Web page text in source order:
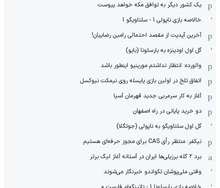
یک کشور دیگر به توافق مکه خواهد پیوست
خالاصه بازی ناپولی 1 - سلتاویگو 1
آخرین آپدیت از مقصد احتمالی رامین رضاییان!
گل اول اودینزه به بارسلونا (بایو)
والورده: انتظار نداشتم مورینیو اینطور باشد
اتفاق تلخ در اولین بازی یایسله روی نیمکت نیوکسل
آغاز به کار سرمربی جدید قهرمان آسیا
دو خرید پایانی در راه اصفهان
گل اول سلتاویگو به ناپولی (جوتگلا)
نیکفر: منتظر رأی CAS برای مجوز حرفه‌ای هستیم
برد ۲ گله برزیلی‌ها ایران در آستانه آغاز لیگ برتر
وقتی ملی‌پوشان تکواندو خبرنگار می‌شوند